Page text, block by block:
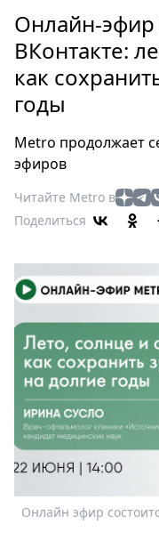
Россия
Мир
Мода
Кино
Афиша
Пресс-
релизы
О
Metro
Стримы
Звезды
Выборы
Metro
Онлайн-эфир
ВКонтакте:
как
годы
Metro продолжает
эфиров
Читайте Metro в
Поделиться
Онлайн эфир